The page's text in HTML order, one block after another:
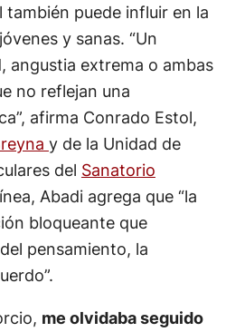
también puede influir en la
y sanas. “Un
angustia extrema o ambas
no reflejan una
afirma Conrado Estol,
y de la Unidad de
del Sanatorio
Abadi agrega que “la
bloqueante que
pensamiento, la
me olvidaba seguido